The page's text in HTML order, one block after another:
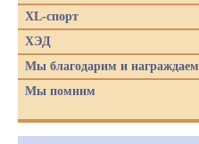
XL-спорт
ХЭД
Мы благодарим и награждаем
Мы помним